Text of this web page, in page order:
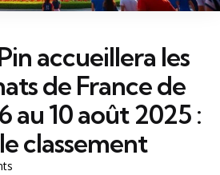
accueillera les
de France de
au 10 août 2025 :
classement